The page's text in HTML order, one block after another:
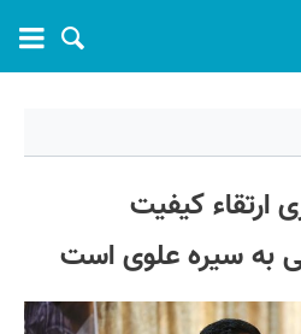
ارتقاء کیفیت
به سیره علوی است